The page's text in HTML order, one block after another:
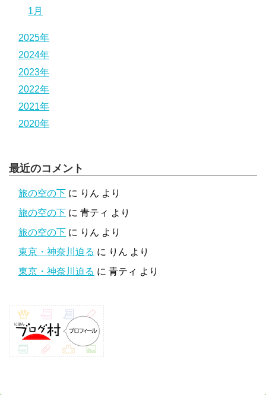
1月
2025年
2024年
2023年
2022年
2021年
2020年
最近のコメント
旅の空の下 に りん より
旅の空の下 に 青ティ より
旅の空の下 に りん より
東京・神奈川迫る に りん より
東京・神奈川迫る に 青ティ より